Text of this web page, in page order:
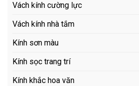
Vách kính cường lực
Vách kính nhà tắm
Kính sơn màu
Kính sọc trang trí
Kính khắc hoa văn